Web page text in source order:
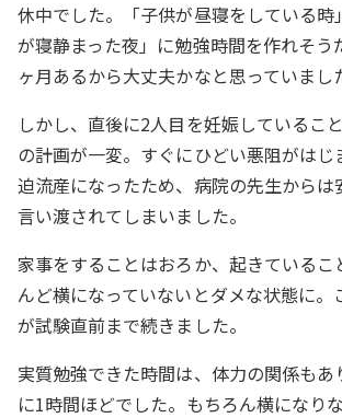
休中でした。「子供が昼寝をしている時
が寝静まった夜」に勉強時間を作れそう
ヶ月あるから大丈夫かなと思っていまし
しかし、直後に2人目を妊娠しているこ
の計画が一変。すぐにひどい悪阻がはじ
迫流産になったため、病院の先生からは
言い渡されてしまいました。
家事をすることはおろか、起きているこ
んど横になっていないとダメな状態に。
が試験直前まで続きました。
実質勉強できた時間は、体力の関係もあ
に1時間ほどでした。もちろん横になり